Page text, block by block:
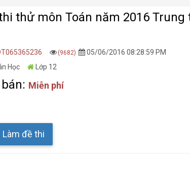
thử môn Toán năm 2016
(9682)
05/06/2016 08:28:59 PM
Học
Lớp 12
Miễn phí
Làm đề thi